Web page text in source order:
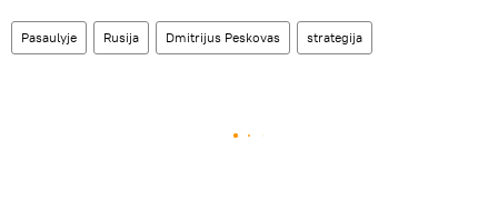
Pasaulyje Rusija Dmitrijus Peskovas strategija